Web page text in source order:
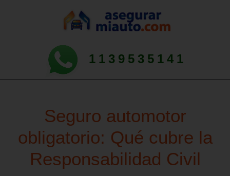
1139535141
Seguro automotor
obligatorio: Qué cubre la
Responsabilidad Civil